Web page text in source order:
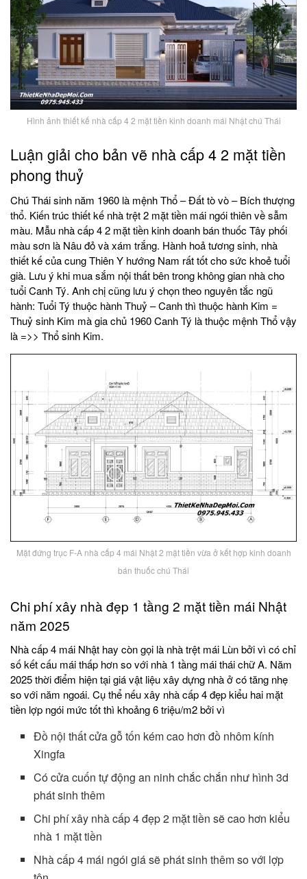
Hình ảnh thiết kế nhà cấp 4 2 mặt tiền kinh doanh mái Nhật chú Thái
Luận giải cho bản vẽ nhà cấp 4 2 mặt tiền
phong thuỷ
Chú Thái sinh năm 1960 là mệnh Thổ – Đất tò vò – Bích thượng
thổ. Kiến trúc thiết kế nhà trệt 2 mặt tiền mái ngói thiên về sẫm
màu. Mẫu nhà cấp 4 2 mặt tiền kinh doanh bán thuốc Tây phối
màu sơn là Nâu đỏ và xám trắng. Hành hoả tương sinh, nhà
thiết kế của cung Thiên Y hướng Nam rất tốt cho sức khoẻ tuổi
già. Lưu ý khi mua sắm nội thất bên trong không gian nhà cho
tuổi Canh Tý. Anh chị cũng lưu ý chọn theo nguyên tắc ngũ
hành: Tuổi Tý thuộc hành Thuỷ – Canh thì thuộc hành Kim =
Thuỷ sinh Kim mà gia chủ 1960 Canh Tý là thuộc mệnh Thổ vậy
là =>> Thổ sinh Kim.
Mặt đứng trục F-A nhà cấp 4 mái Nhật 2 mặt tiền vừa ở kết hợp kinh doanh
bán thuốc chú Thái
Chi phí xây nhà đẹp 1 tầng 2 mặt tiền mái Nhật
năm 2025
Nhà cấp 4 mái Nhật hay còn gọi là nhà trệt mái Lùn bởi vì có chỉ
số kết cấu mái thấp hơn so với nhà 1 tầng mái thái chữ A. Năm
2025 thời điểm hiện tại giá vật liệu xây dựng nhà ở có tăng nhẹ
so với năm ngoái. Cụ thể nếu xây nhà cấp 4 đẹp kiểu hai mặt
tiền lợp ngói mức tốt thì khoảng 6 triệu/m2 bởi vì
Đồ nội thất cửa gỗ tốn kém cao hơn đồ nhôm kính
Xingfa
Có cửa cuốn tự động an ninh chắc chắn như hình 3d
phát sinh thêm
Chi phí xây nhà cấp 4 đẹp 2 mặt tiền sẽ cao hơn kiểu
nhà 1 mặt tiền
Nhà cấp 4 mái ngói giá sẽ phát sinh thêm so với lợp